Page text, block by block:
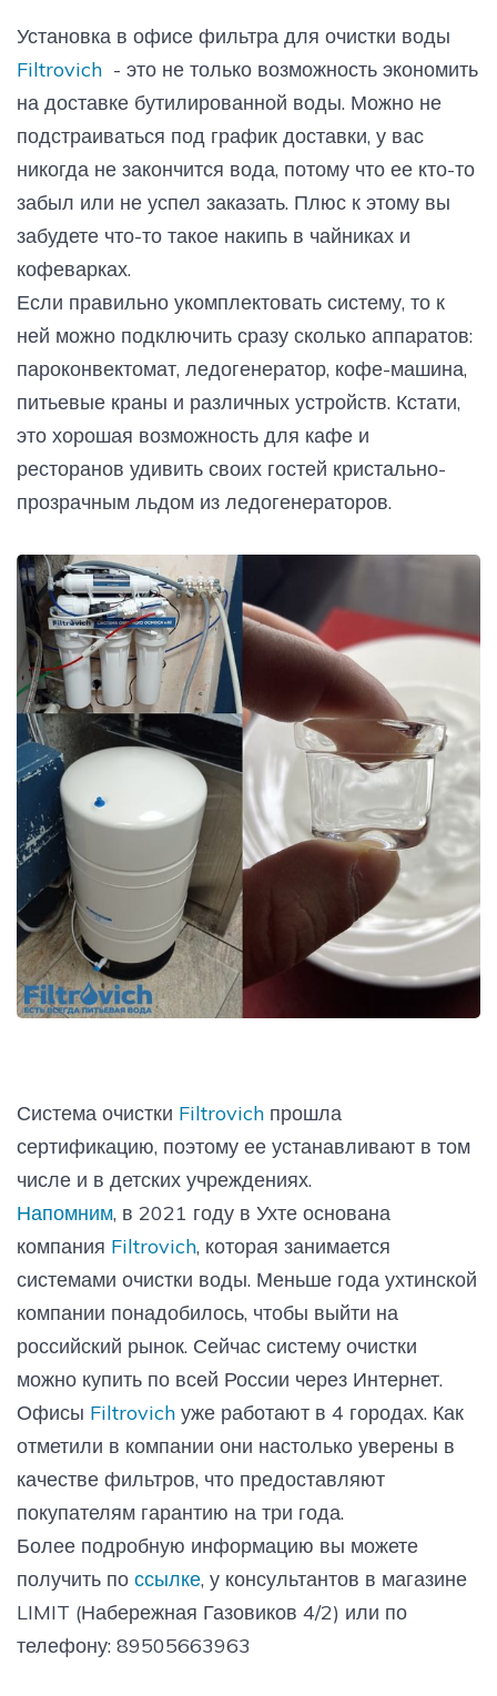
Установка в офисе фильтра для очистки воды
Filtrovich - это не только возможность экономить
на доставке бутилированной воды. Можно не
подстраиваться под график доставки, у вас
никогда не закончится вода, потому что ее кто-то
забыл или не успел заказать. Плюс к этому вы
забудете что-то такое накипь в чайниках и
кофеварках.
Если правильно укомплектовать систему, то к
ней можно подключить сразу сколько аппаратов:
пароконвектомат, ледогенератор, кофе-машина,
питьевые краны и различных устройств. Кстати,
это хорошая возможность для кафе и
ресторанов удивить своих гостей кристально-
прозрачным льдом из ледогенераторов.
Система очистки Filtrovich прошла
сертификацию, поэтому ее устанавливают в том
числе и в детских учреждениях.
Напомним, в 2021 году в Ухте основана
компания Filtrovich, которая занимается
системами очистки воды. Меньше года ухтинской
компании понадобилось, чтобы выйти на
российский рынок. Сейчас систему очистки
можно купить по всей России через Интернет.
Офисы Filtrovich уже работают в 4 городах. Как
отметили в компании они настолько уверены в
качестве фильтров, что предоставляют
покупателям гарантию на три года.
Более подробную информацию вы можете
получить по ссылке, у консультантов в магазине
LIMIT (Набережная Газовиков 4/2) или по
телефону: 89505663963